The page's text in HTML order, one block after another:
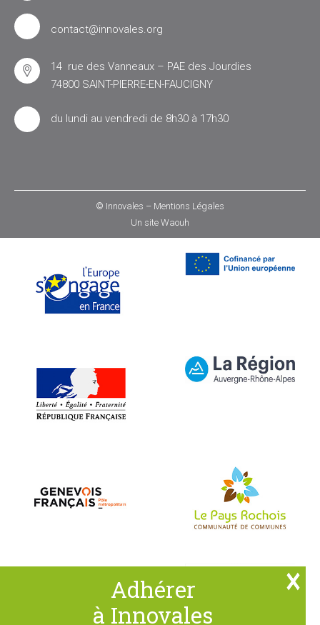
contact@innovales.org
14 rue des Vanneaux – PAE des Jourdies
74800 SAINT-PIERRE-EN-FAUCIGNY
du lundi au vendredi de 8h30 à 17h30
© Innovales – Mentions Légales
Un site Waouh
Adhérer
à Innovales